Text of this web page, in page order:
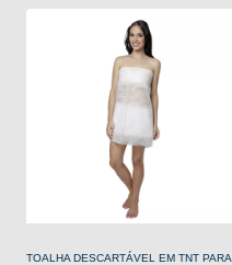
TOALHA DESCARTÁVEL EM TNT PARA